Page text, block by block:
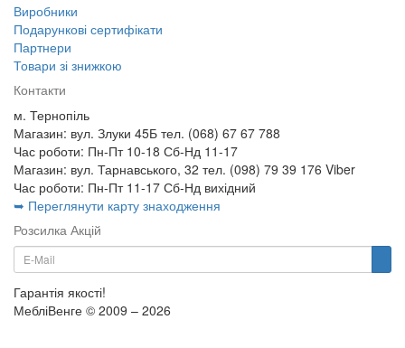
Виробники
Подарункові сертифікати
Партнери
Товари зі знижкою
Контакти
м. Тернопіль
Магазин: вул. Злуки 45Б тел. (068) 67 67 788
Час роботи: Пн-Пт 10-18 Сб-Нд 11-17
Магазин: вул. Тарнавського, 32 тел. (098) 79 39 176 Viber
Час роботи: Пн-Пт 11-17 Сб-Нд вихідний
➥ Переглянути карту знаходження
Розсилка Акцій
Гарантія якості!
МебліВенге © 2009 – 2026